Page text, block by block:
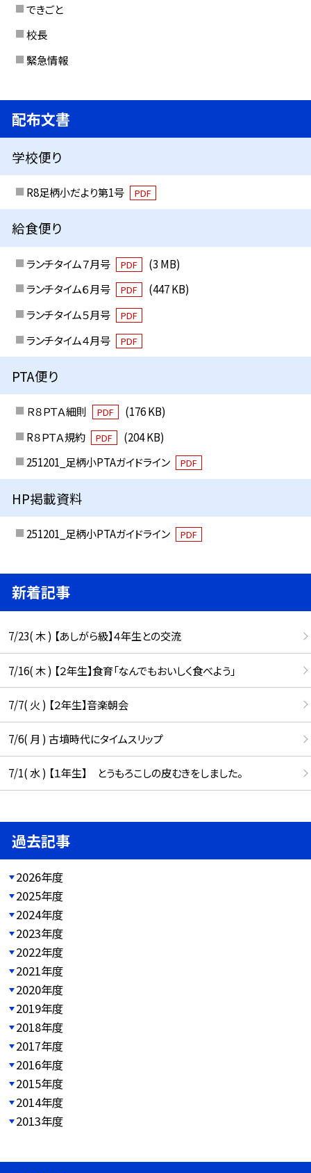
できごと
校長
緊急情報
配布文書
学校便り
R8足柄小だより第1号 PDF
給食便り
ランチタイム７月号 PDF
(3 MB)
ランチタイム６月号
PDF
(447 KB)
ランチタイム５月号
PDF
ランチタイム４月号 PDF
PTA便り
Ｒ８ＰＴＡ細則 PDF
(176 KB)
R８ＰＴＡ規約
PDF
(204 KB)
251201_足柄小PTAガイドライン
PDF
HP掲載資料
251201_足柄小PTAガイドライン PDF
新着記事
7/23( 木 ) 【あしがら級】４年生との交流
7/16( 木 ) 【２年生】食育「なんでもおいしく食べよう」
7/7( 火 ) 【２年生】音楽朝会
7/6( 月 ) 古墳時代にタイムスリップ
7/1( 水 ) 【１年生】 とうもろこしの皮むきをしました。
過去記事
2026年度
2025年度
2024年度
2023年度
2022年度
2021年度
2020年度
2019年度
2018年度
2017年度
2016年度
2015年度
2014年度
2013年度